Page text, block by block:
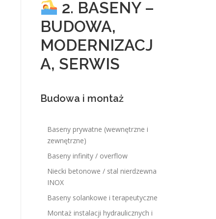
2. BASENY –
BUDOWA,
MODERNIZACJ
A, SERWIS
Budowa i montaż
Baseny prywatne (wewnętrzne i
zewnętrzne)
Baseny infinity / overflow
Niecki betonowe / stal nierdzewna
INOX
Baseny solankowe i terapeutyczne
Montaż instalacji hydraulicznych i